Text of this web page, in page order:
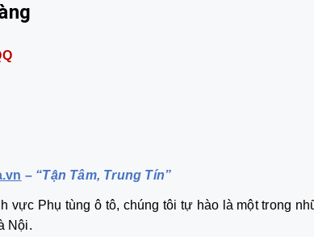
– “Tận Tâm, Trung Tín”
vực Phụ tùng ô tô, chúng tôi tự hào là một trong
Nội.